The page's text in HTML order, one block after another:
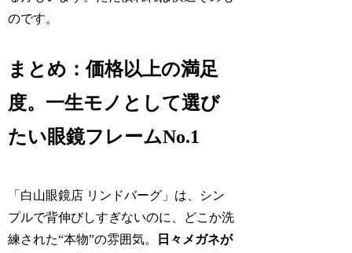
のです。
まとめ：価格以上の満足
度。一生モノとして選び
たい眼鏡フレームNo.1
「白山眼鏡店 リンドバーグ」は、シン
プルで背伸びしすぎないのに、どこか洗
練された“本物”の雰囲気。
日々メガネが